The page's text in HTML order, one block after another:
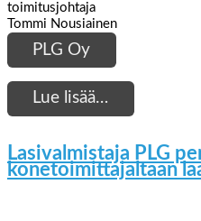
toimitusjohtaja
Tommi Nousiainen
PLG Oy
Lue lisää…
Lasivalmistaja PLG
konetoimittajaltaan